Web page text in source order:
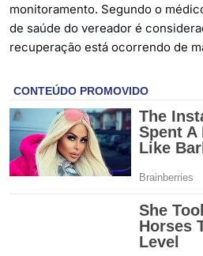
monitoramento. Segundo o
de saúde do vereador é
recuperação está ocorrendo de